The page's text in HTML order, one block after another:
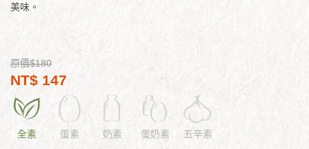
美味。
原價$180
NT$ 147
全素 蛋素 奶素 蛋奶素 五辛素